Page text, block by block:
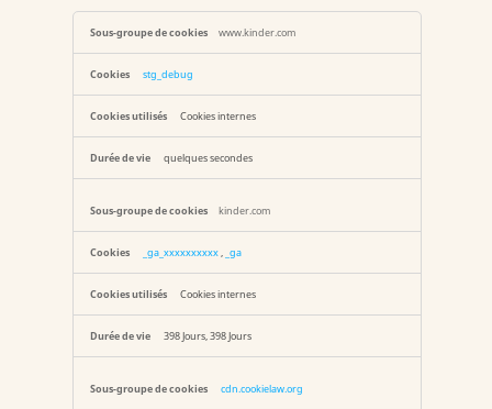
Cookies
mesure
performance
www.kinder.com
stg_debug
Cookies internes
quelques secondes
kinder.com
_ga_xxxxxxxxxx, _ga
Cookies internes
398 Jours, 398 Jours
cdn.cookielaw.org